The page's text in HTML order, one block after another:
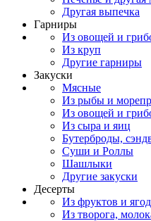
Другая выпечка
Гарниры
Из овощей и
Из круп
Другие гарниры
Закуски
Мясные
Из рыбы и
Из овощей и
Из сыра и яиц
Бутерброды,
Суши и Роллы
Шашлыки
Другие закуски
Десерты
Из фруктов и ягод
Из творога,